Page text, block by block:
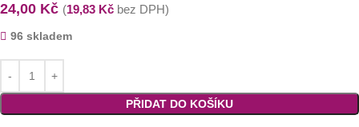
24,00 Kč (19,83 Kč bez DPH)
96 skladem
PŘIDAT DO KOŠÍKU